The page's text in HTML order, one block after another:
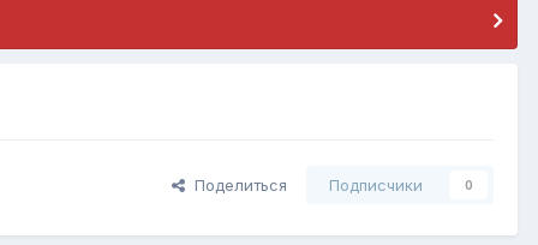
Поделиться Подписчики 0